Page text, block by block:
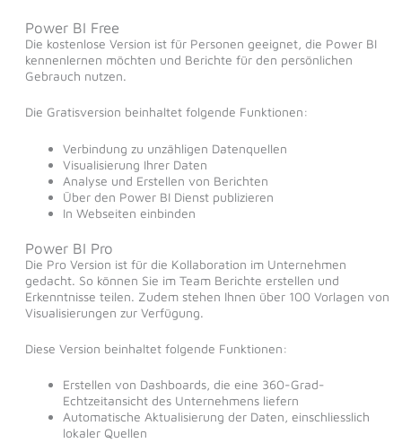
Power BI Free
Die kostenlose Version ist für Personen geeignet, die Power BI
kennenlernen möchten und Berichte für den persönlichen
Gebrauch nutzen.
Die Gratisversion beinhaltet folgende Funktionen:
Verbindung zu unzähligen Datenquellen
Visualisierung Ihrer Daten
Analyse und Erstellen von Berichten
Über den Power BI Dienst publizieren
In Webseiten einbinden
Power BI Pro
Die Pro Version ist für die Kollaboration im Unternehmen
gedacht. So können Sie im Team Berichte erstellen und
Erkenntnisse teilen. Zudem stehen Ihnen über 100 Vorlagen von
Visualisierungen zur Verfügung.
Diese Version beinhaltet folgende Funktionen:
Erstellen von Dashboards, die eine 360-Grad-
Echtzeitansicht des Unternehmens liefern
Automatische Aktualisierung der Daten, einschliesslich
lokaler Quellen